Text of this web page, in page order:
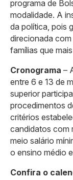
programa de
modalidade. A
da política, pois
direcionada
famílias que
Cronograma –
entre 6 e 13 de
superior
procedimentos
critérios
candidatos com
meio salário
o ensino médio
Confira o